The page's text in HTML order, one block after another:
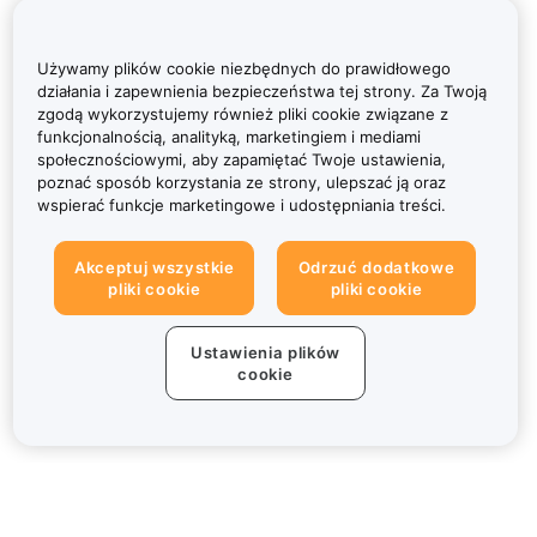
Używamy plików cookie niezbędnych do prawidłowego
działania i zapewnienia bezpieczeństwa tej strony. Za Twoją
zgodą wykorzystujemy również pliki cookie związane z
funkcjonalnością, analityką, marketingiem i mediami
społecznościowymi, aby zapamiętać Twoje ustawienia,
poznać sposób korzystania ze strony, ulepszać ją oraz
wspierać funkcje marketingowe i udostępniania treści.
Akceptuj wszystkie
pliki cookie
Odrzuć dodatkowe
pliki cookie
Ustawienia plików
cookie